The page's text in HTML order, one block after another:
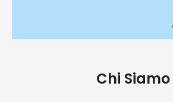
Chi Siamo